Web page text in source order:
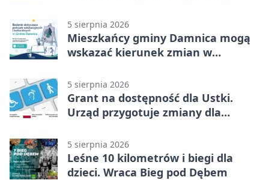
5 sierpnia 2026
Mieszkańcy gminy Damnica mogą
wskazać kierunek zmian w
5 sierpnia 2026
Grant na dostępność dla Ustki.
Urząd przygotuje zmiany dla
5 sierpnia 2026
Leśne 10 kilometrów i biegi dla
dzieci. Wraca Bieg pod Dębem